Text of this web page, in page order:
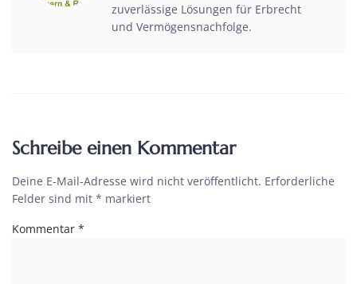
zuverlässige Lösungen für Erbrecht
und Vermögensnachfolge.
Schreibe einen Kommentar
Deine E-Mail-Adresse wird nicht veröffentlicht. Erforderliche
Felder sind mit * markiert
Kommentar *